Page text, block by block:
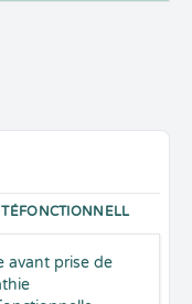
avant prise de